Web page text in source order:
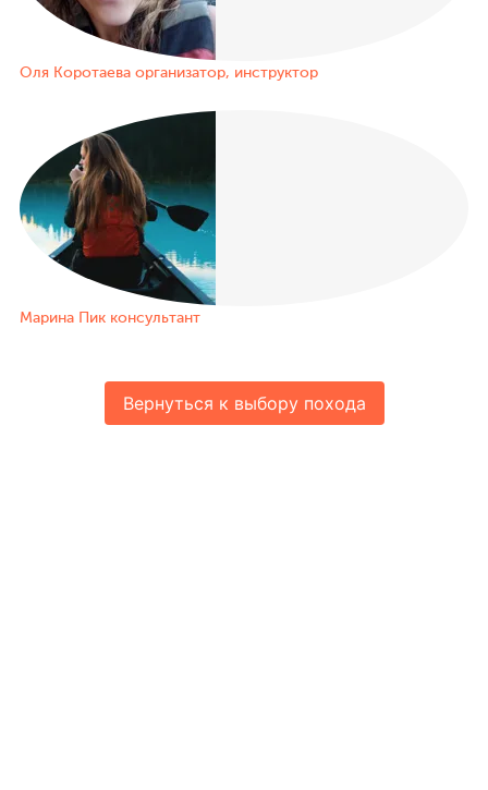
Оля Коротаева организатор, инструктор
Марина Пик консультант
Вернуться к выбору похода